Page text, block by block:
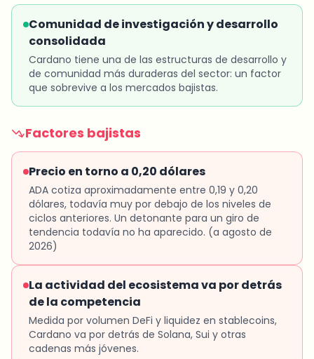
Comunidad de investigación y desarrollo
consolidada
Cardano tiene una de las estructuras de desarrollo y
de comunidad más duraderas del sector: un factor
que sobrevive a los mercados bajistas.
Factores bajistas
Precio en torno a 0,20 dólares
ADA cotiza aproximadamente entre 0,19 y 0,20
dólares, todavía muy por debajo de los niveles de
ciclos anteriores. Un detonante para un giro de
tendencia todavía no ha aparecido. (a agosto de
2026)
La actividad del ecosistema va por detrás
de la competencia
Medida por volumen DeFi y liquidez en stablecoins,
Cardano va por detrás de Solana, Sui y otras
cadenas más jóvenes.